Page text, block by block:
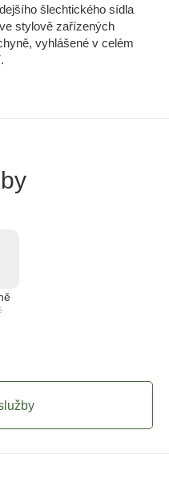
šlechtického sídla
stylově zařízených
vyhlášené v celém